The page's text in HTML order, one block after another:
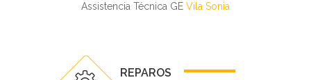
Assistencia Técnica GE Vila Sonia
REPAROS